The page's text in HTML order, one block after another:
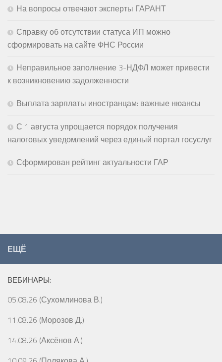
На вопросы отвечают эксперты ГАРАНТ
Справку об отсутствии статуса ИП можно
сформировать на сайте ФНС России
Неправильное заполнение 3-НДФЛ может привести
к возникновению задолженности
Выплата зарплаты иностранцам: важные нюансы
С 1 августа упрощается порядок получения
налоговых уведомлений через единый портал госуслуг
Сформирован рейтинг актуальности ГАР
ЕЩЁ
ВЕБИНАРЫ:
05.08.26 (Сухомлинова В.)
11.08.26 (Морозов Д.)
14.08.26 (Аксёнов А.)